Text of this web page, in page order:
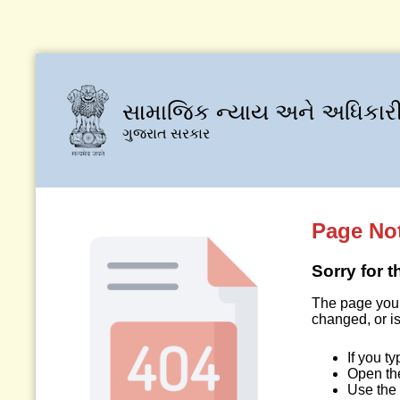
સામાજિક ન્યાય અને
ગુજરાત સરકાર
Page
Sorry for
The page
changed, or
If you
Open
Use